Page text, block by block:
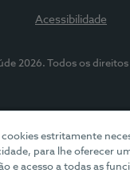
estritamente
para lhe oferecer
e acesso a todas as
Acessibilidade
2026. Todos os